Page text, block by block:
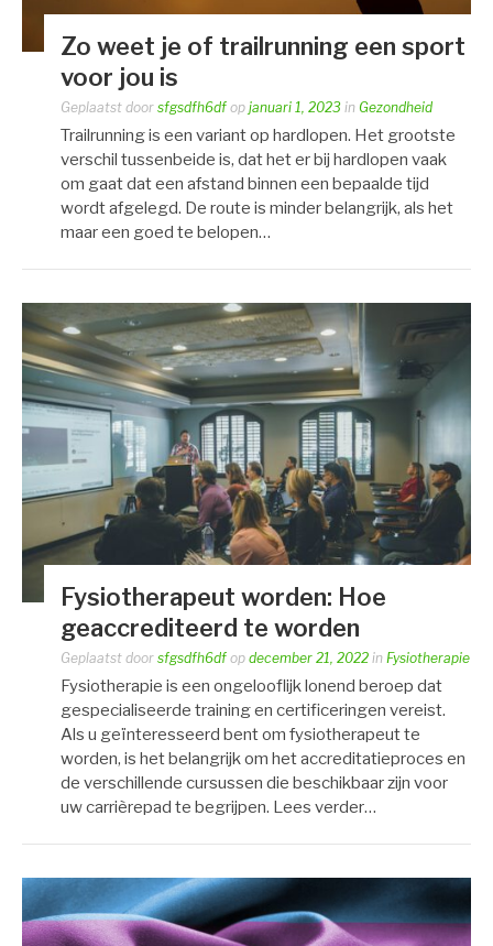
Zo weet je of trailrunning een sport
voor jou is
Geplaatst door sfgsdfh6df op januari 1, 2023 in Gezondheid
Trailrunning is een variant op hardlopen. Het grootste
verschil tussenbeide is, dat het er bij hardlopen vaak
om gaat dat een afstand binnen een bepaalde tijd
wordt afgelegd. De route is minder belangrijk, als het
maar een goed te belopen…
Fysiotherapeut worden: Hoe
geaccrediteerd te worden
Geplaatst door sfgsdfh6df op december 21, 2022 in Fysiotherapie
Fysiotherapie is een ongelooflijk lonend beroep dat
gespecialiseerde training en certificeringen vereist.
Als u geïnteresseerd bent om fysiotherapeut te
worden, is het belangrijk om het accreditatieproces en
de verschillende cursussen die beschikbaar zijn voor
uw carrièrepad te begrijpen. Lees verder…